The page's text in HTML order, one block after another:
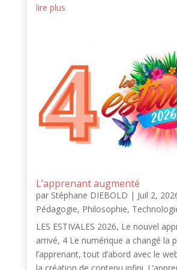
lire plus
L’apprenant augmenté
par Stéphane DIEBOLD | Juil 2,
Pédagogie, Philosophie,
LES ESTIVALES 2026, Le nouvel
arrivé, 4 Le numérique a changé la
l’apprenant, tout d’abord avec le